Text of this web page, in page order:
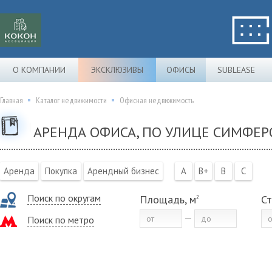
О КОМПАНИИ ЭКСКЛЮЗИВЫ ОФИСЫ SUBLEASE
Главная Каталог недвижимости Офисная недвижимость
АРЕНДА ОФИСА, ПО УЛИЦЕ
Аренда Покупка Арендный бизнес A B+ B C
Поиск по округам
Поиск по метро
Площадь, м2